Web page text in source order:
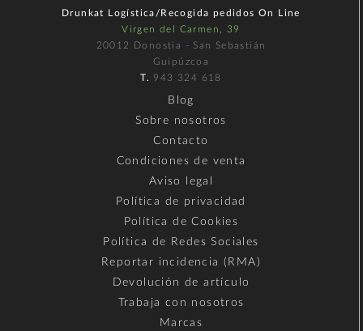
Drunkat Logística/Recogida pedidos On Line
Virgen del Carmen, 39
20012 Donostia - San Sebastián
Guipúzcoa
T. 943 324 618
Blog
Sobre nosotros
Contacto
Condiciones de venta
Aviso legal
Política de privacidad
Política de Cookies
Política de Redes Sociales
Reportar incidencia (RMA)
Devolución de artículo
Trabaja con nosotros
Marcas